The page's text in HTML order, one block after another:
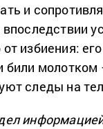
и
избиения:
били молотком
следы на